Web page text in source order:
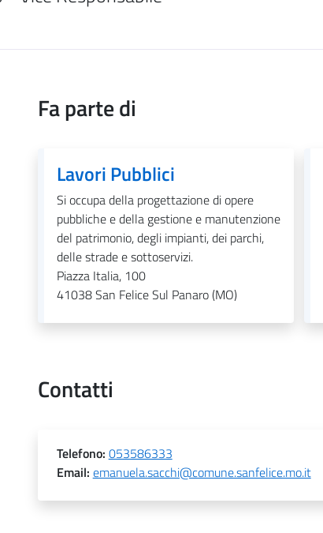
Fa parte di
Lavori Pubblici
Si occupa della progettazione di opere
pubbliche e della gestione e manutenzione
del patrimonio, degli impianti, dei parchi,
delle strade e sottoservizi.
Piazza Italia, 100
41038San Felice Sul Panaro (MO)
Contatti
Telefono: 053586333
Email: emanuela.sacchi@comune.sanfelice.mo.it